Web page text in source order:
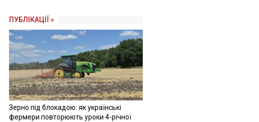
ПУБЛІКАЦІЇ »
Зерно під блокадою: як українські
фермери повторюють уроки 4-річної